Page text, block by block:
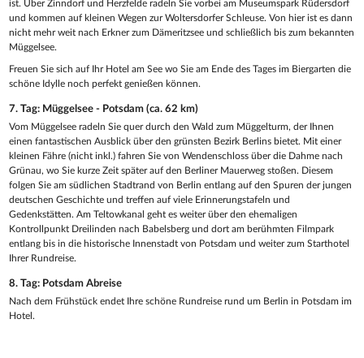
ist. Über Zinndorf und Herzfelde radeln Sie vorbei am Museumspark Rüdersdorf
und kommen auf kleinen Wegen zur Woltersdorfer Schleuse. Von hier ist es dann
nicht mehr weit nach Erkner zum Dämeritzsee und schließlich bis zum bekannten
Müggelsee.
Freuen Sie sich auf Ihr Hotel am See wo Sie am Ende des Tages im Biergarten die
schöne Idylle noch perfekt genießen können.
7. Tag: Müggelsee - Potsdam (ca. 62 km)
Vom Müggelsee radeln Sie quer durch den Wald zum Müggelturm, der Ihnen
einen fantastischen Ausblick über den grünsten Bezirk Berlins bietet. Mit einer
kleinen Fähre (nicht inkl.) fahren Sie von Wendenschloss über die Dahme nach
Grünau, wo Sie kurze Zeit später auf den Berliner Mauerweg stoßen. Diesem
folgen Sie am südlichen Stadtrand von Berlin entlang auf den Spuren der jungen
deutschen Geschichte und treffen auf viele Erinnerungstafeln und
Gedenkstätten. Am Teltowkanal geht es weiter über den ehemaligen
Kontrollpunkt Dreilinden nach Babelsberg und dort am berühmten Filmpark
entlang bis in die historische Innenstadt von Potsdam und weiter zum Starthotel
Ihrer Rundreise.
8. Tag: Potsdam Abreise
Nach dem Frühstück endet Ihre schöne Rundreise rund um Berlin in Potsdam im
Hotel.